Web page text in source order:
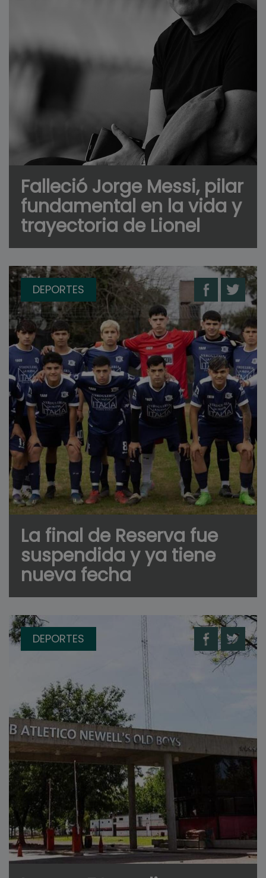
Falleció Jorge Messi, pilar
fundamental en la vida y
trayectoria de Lionel
DEPORTES
La final de Reserva fue
suspendida y ya tiene
nueva fecha
DEPORTES